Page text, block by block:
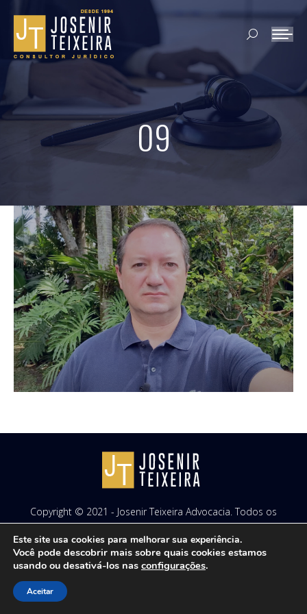
Search:
09
Copyright © 2021 - Josenir Teixeira Advocacia. Todos os
Este site usa cookies para melhorar sua experiência.
Você pode descobrir mais sobre quais cookies estamos
usando ou desativá-los nas configurações.
Aceitar